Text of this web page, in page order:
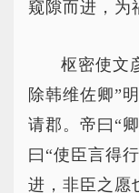
窥隙而进，为
枢密使文
除韩维佐卿”
请郡。帝曰“
曰“使臣言得
进，非臣之愿